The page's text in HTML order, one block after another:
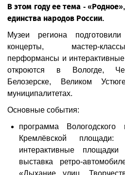
В этом году ее тема -
единства народов России.
Музеи региона подготовили
концерты, мастер-
перформансы и
откроются в Вологде,
Белозерске, Великом
муниципалитетах.
Основные события:
программа Вологодского
Кремлёвской площади:
интерактивные площадки
выставка ретро-
«Дыхание улиц.